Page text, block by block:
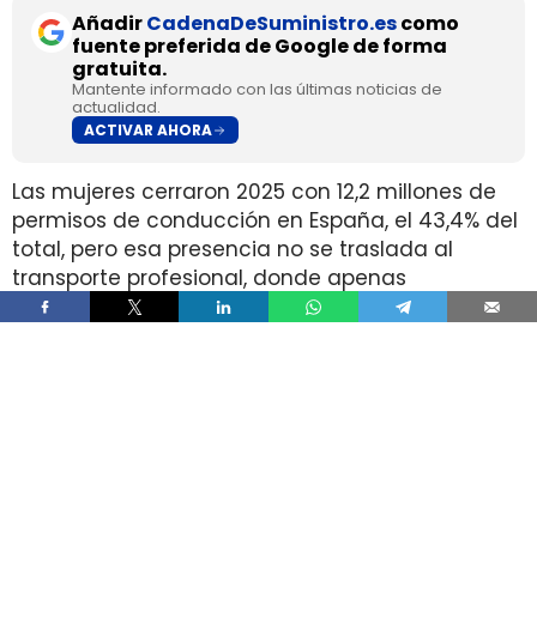
AñadirCadenaDeSuministro.escomo
fuente preferida de Google de forma
gratuita.
Mantente informado con las últimas noticias de
actualidad.
ACTIVAR AHORA
Las mujeres cerraron 2025 con 12,2 millones de
permisos de conducción en España, el 43,4% del
total, pero esa presencia no se traslada al
transporte profesional, donde apenas
representan el 2% de un colectivo de 250.000